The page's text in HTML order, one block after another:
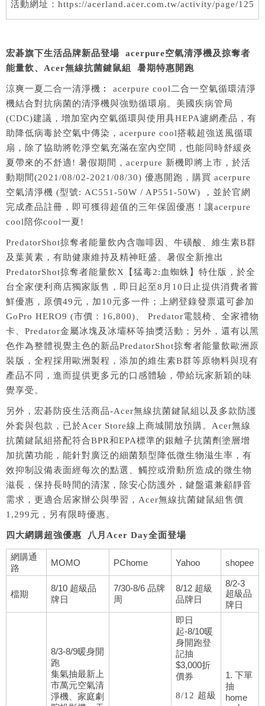
活動網址：https://acerland.acer.com.tw/activity/page/125
宏碁旗下生活品牌新品登場 acerpure空氣清淨機及掠奪者
能量飲、Acer無線抗菌鍵鼠組 暑期特惠開跑
涼爽一夏二合一清淨機︰ acerpure cool二合一空氣循環清淨
機結合對抗病菌的清淨機與強勁循環扇。美國疾病管局
(CDC)建議，增加室內空氣循環與使用具HEPA濾網產品，有
助降低病毒於空氣中傳染，acerpure cool搭載超強送風循環
扇，除了協助將乾淨空氣充滿在室內空間，也能同時舒緩炎
夏帶來的不舒適! 暑假期間，acerpure 新機即將上市，於活
動期間(2021/08/02-2021/08/30) 優惠開跑，購買 acerpure
空氣清淨機 (型號: AC551-50W / AP551-50W) ，並於官網
完成產品註冊，即可獲得超值的三年保固優惠！讓acerpure
cool陪你cool一夏!
PredatorShot掠奪者能量飲內含咖啡因、牛磺酸、維生素B群
及葉黃素，有助健康維持及精神旺盛。暑假全新推出
PredatorShot掠奪者能量飲X【猛毒2:血蜘蛛】特仕版，於全
台全家便利商店獨家販售，即日起至8月10日止提供消費者嘗
鮮優惠，原價49元，加10元多一件；上網登錄發票還可參加
GoPro HERO9 (市價：16,800)、 Predator電競椅、全家禮物
卡、Predator金屬冰塊及冰壩杯等抽獎活動；另外，還有以黑
色作為整體視覺主色的新品PredatorShot掠奪者能量飲歐洲原
裝版，全程採用歐洲製程，添加的維生素B群等原物料與現有
產品不同，進而提供更多元的口感體驗，帶給玩家新穎的味
覺享受。
另外，宏碁防疫生活商品-Acer無線抗菌鍵鼠組以及多款防護
外套與包款，已於Acer Store線上商城開放預購。Acer無線
抗菌鍵鼠組搭配符合BPR和EPA標準的銀離子抗菌劑塗層增
加抗菌功能，能針對廣泛的細菌類型降低微生物滋生率，有
效抑制設備表面經每次的點選、觸控或滑動所造成的微生物
滋長，保持長時間的清潔，除安心防護外，鍵盤還兼顧靜音
需求，更適合居家辦公與學習，Acer無線抗菌鍵鼠組售價
1,299元，另有限時優惠。
四大網購超強優惠 八月Acer Day全面登場
網購通
路
MOMO PChome Yahoo shopee
檔期
8/10 超級品
牌日
7/30-8/6 品牌
周
8/12 超級
品牌日
8/2-3
超級品
牌日
8/3-8/9暖身開
跑
集氣抽最新上
市萬元空氣清
淨機、家庭劇
即日
起-8/10暖
身開跑登
記抽
$3,000折
價券
8/12 超級
1. 下單
抽
home